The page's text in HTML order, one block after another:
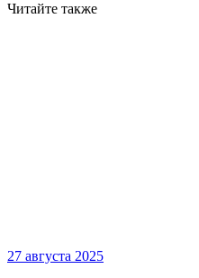
Читайте также
27 августа 2025